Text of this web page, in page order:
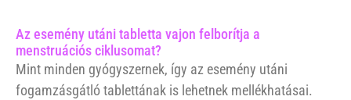
Az esemény utáni tabletta vajon felborítja a
menstruációs ciklusomat?
Mint minden gyógyszernek, így az esemény utáni
fogamzásgátló tablettának is lehetnek mellékhatásai.